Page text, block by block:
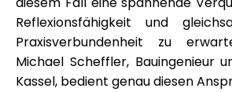
Reflexionsfähigkeit und
Praxisverbundenheit zu
Michael Scheffler, Bauingenieur
Kassel, bedient genau diesen